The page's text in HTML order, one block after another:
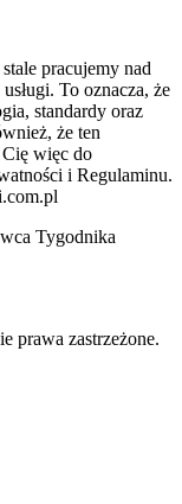
pracujemy nad
To oznacza, że
standardy oraz
że ten
więc do
i Regulaminu.
Tygodnika
prawa zastrzeżone.